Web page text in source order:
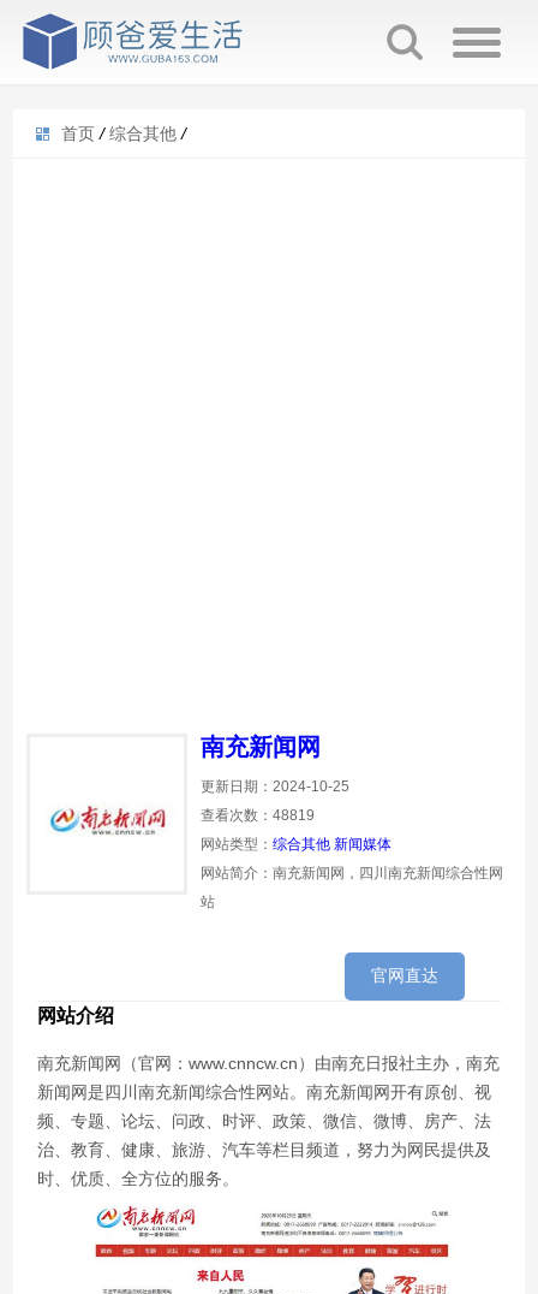
首页 / 综合其他 /
南充新闻网
更新日期：2024-10-25
查看次数：48819
网站类型：综合其他 新闻媒体
网站简介：南充新闻网，四川南充新闻综合性网
站
官网直达
网站介绍
南充新闻网（官网：www.cnncw.cn）由南充日报社主办，南充
新闻网是四川南充新闻综合性网站。南充新闻网开有原创、视
频、专题、论坛、问政、时评、政策、微信、微博、房产、法
治、教育、健康、旅游、汽车等栏目频道，努力为网民提供及
时、优质、全方位的服务。